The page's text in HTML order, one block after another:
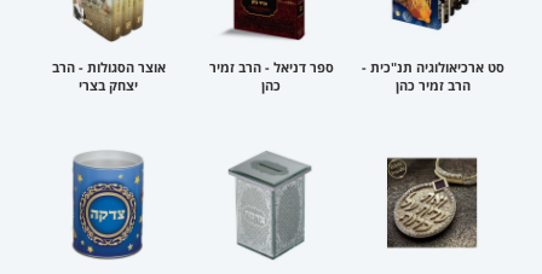
סט ארכיאולוגיה תנ"כית -
הרב זמיר כהן
ספר דניאל - הרב זמיר
כהן
אוצר הסגולות - הרב
יצחק בצרי